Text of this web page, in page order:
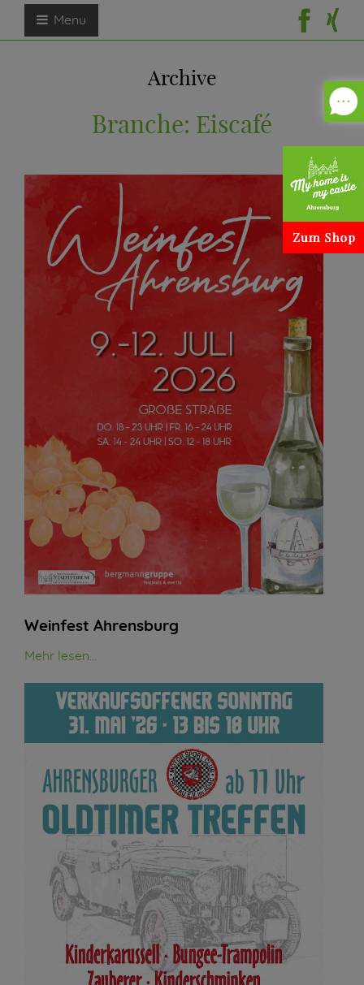
Menu
Archive
Branche: Eiscafé
Weinfest Ahrensburg
Mehr lesen...